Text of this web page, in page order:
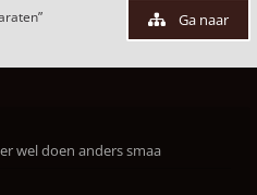
Ga naar
wel doen anders smaa